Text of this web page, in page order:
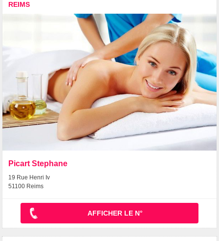
REIMS
Picart Stephane
19 Rue Henri Iv
51100 Reims
AFFICHER LE N°